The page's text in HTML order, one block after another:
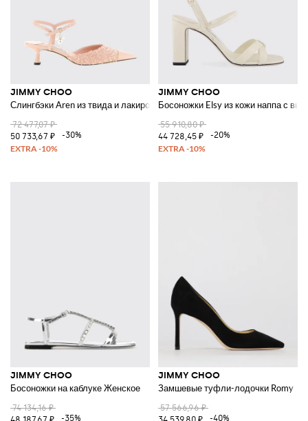
JIMMY CHOO
Слингбэки Aren из твида и лакированной кожи
72 477,07 ₽
50 733,67 ₽
-30%
JIMMY CHOO
Босоножки Elsy из кожи наппа с
55 910,80 ₽
44 728,45 ₽
-20%
JIMMY CHOO
Босоножки на каблуке Женское
74 134,16 ₽
-35%
JIMMY CHOO
Замшевые туфли-лодочки Romy
57 566,96 ₽
-40%